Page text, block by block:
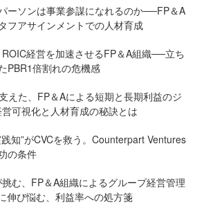
ーソンは事業参謀になれるのか──FP＆A
フアサインメントでの人材育成
経営を加速させるFP＆A組織──立ち
PBR1倍割れの危機感
えた、FP＆Aによる短期と長期利益のジ
可視化と人材育成の秘訣とは
知”がCVCを救う。Counterpart Ventures
の条件
挑む、FP＆A組織によるグループ経営管理
伸び悩む、利益率への処方箋